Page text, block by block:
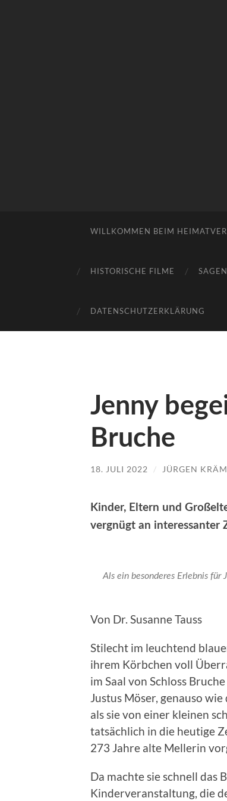
WILLKOMMEN BEIM
HISTORISCHE FILME
DATENSCHUTZERKLÄRUNG
Jenny
Bruche
18. JULI 2022 / JÜRGEN
Kinder, Eltern und
vergnügt an interessanter
Als ein besonderes Erlebnis für
Von Dr. Susanne Tauss
Stilecht im leuchtend
ihrem Körbchen voll
im Saal von Schloss
Justus Möser, genauso
als sie von einer kleinen
tatsächlich in die heutige
273 Jahre alte Mellerin
Da machte sie schnell das
Kinderveranstaltung, die